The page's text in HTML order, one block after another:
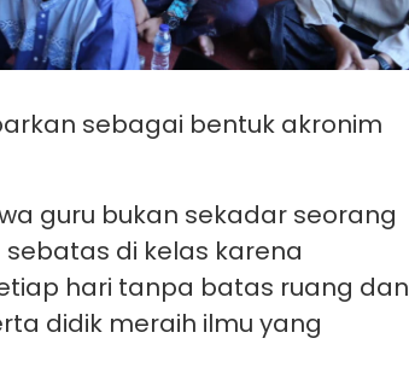
sebagai bentuk akronim
guru bukan sekadar seorang
di kelas karena
hari tanpa batas ruang dan
didik meraih ilmu yang